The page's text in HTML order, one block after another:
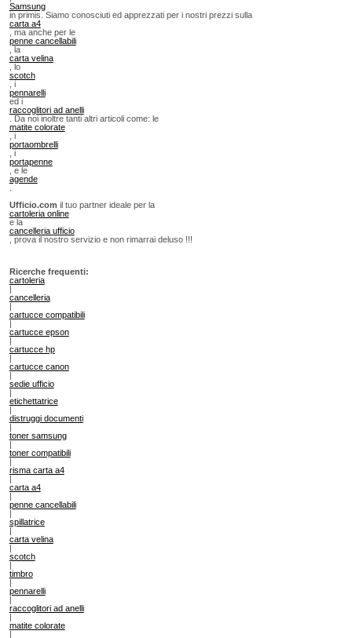
Samsung
in primis. Siamo conosciuti ed apprezzati per i nostri prezzi sulla
carta a4
, ma anche per le
penne cancellabili
, la
carta velina
, lo
scotch
, i
pennarelli
ed i
raccoglitori ad anelli
. Da noi inoltre tanti altri articoli come: le
matite colorate
, i
portaombrelli
, i
portapenne
, e le
agende
Ufficio.com il tuo partner ideale per la
cartoleria online
e la
cancelleria ufficio
, prova il nostro servizio e non rimarrai deluso !!!
Ricerche frequenti:
cartoleria
|
cancelleria
|
cartucce compatibili
|
cartucce epson
|
cartucce hp
|
cartucce canon
|
sedie ufficio
|
etichettatrice
|
distruggi documenti
|
toner samsung
|
toner compatibili
|
risma carta a4
|
carta a4
|
penne cancellabili
|
spillatrice
|
carta velina
|
scotch
|
timbro
|
pennarelli
|
raccoglitori ad anelli
|
matite colorate
|